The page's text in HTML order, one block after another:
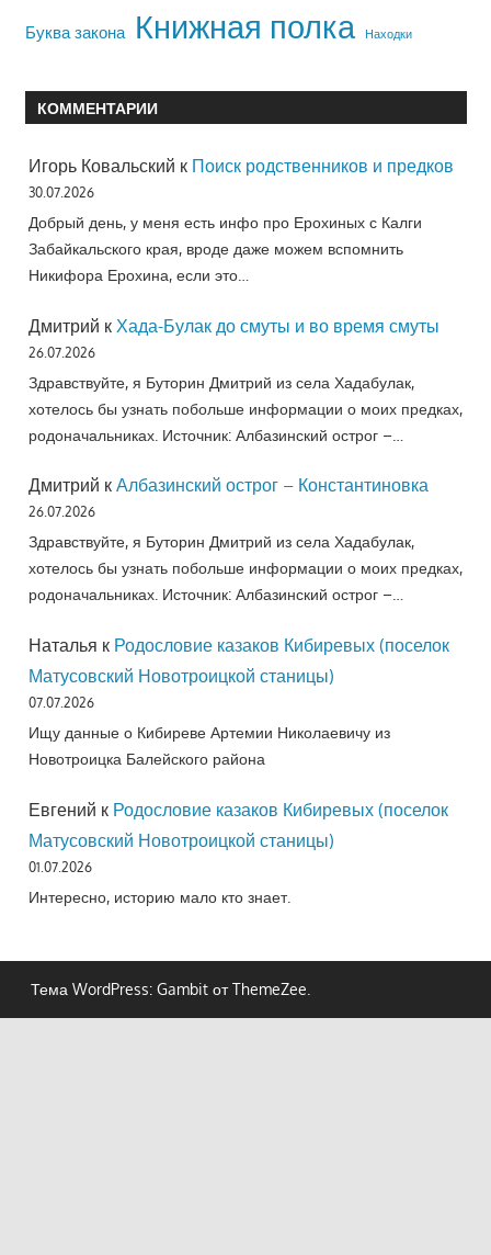
Буква закона Книжная полка Находки
КОММЕНТАРИИ
Игорь Ковальский к Поиск родственников и предков
30.07.2026
Добрый день, у меня есть инфо про Ерохиных с Калги
Забайкальского края, вроде даже можем вспомнить
Никифора Ерохина, если это…
Дмитрий к Хада-Булак до смуты и во время смуты
26.07.2026
Здравствуйте, я Буторин Дмитрий из села Хадабулак,
хотелось бы узнать побольше информации о моих предках,
родоначальниках. Источник: Албазинский острог –…
Дмитрий к Албазинский острог – Константиновка
26.07.2026
Здравствуйте, я Буторин Дмитрий из села Хадабулак,
хотелось бы узнать побольше информации о моих предках,
родоначальниках. Источник: Албазинский острог –…
Наталья к Родословие казаков Кибиревых (поселок
Матусовский Новотроицкой станицы)
07.07.2026
Ищу данные о Кибиреве Артемии Николаевичу из
Новотроицка Балейского района
Евгений к Родословие казаков Кибиревых (поселок
Матусовский Новотроицкой станицы)
01.07.2026
Интересно, историю мало кто знает.
Тема WordPress: Gambit от ThemeZee.